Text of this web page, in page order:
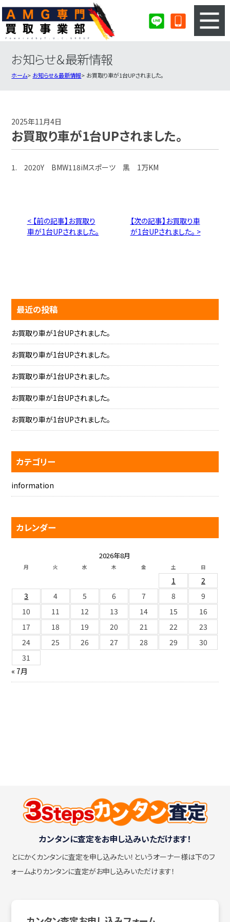
3ステップのカンタン査定
AMG買取実績
お知らせ＆最新情報
ホーム お知らせ＆最新情報 お買取り車が1台UPされました。
2025年11月4日
お買取り車が1台UPされました。
1. 2020Y BMW118iMスポーツ 黒 1万KM
< 【前の記事】お買取り
車が1台UPされました。
【次の記事】お買取り車
が1台UPされました。 >
最近の投稿
お買取り車が1台UPされました。
お買取り車が1台UPされました。
お買取り車が1台UPされました。
お買取り車が1台UPされました。
お買取り車が1台UPされました。
カテゴリー
information
カレンダー
2026年8月
月 火 水 木 金 土 日
1
2
3
4 5 6 7 8
9
10
11 12 13 14 15
16
17
18 19 20 21 22
23
24
25 26 27 28 29
30
31
« 7月
カンタンに査定をお申し込みいただけます！
とにかくカンタンに査定を申し込みたい！ というオーナー様は下のフ
ォームよりカンタンに査定がお申し込みいただけます！